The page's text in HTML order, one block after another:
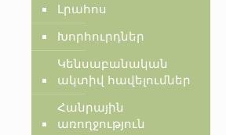
Լրահոս
Խորհուրդներ
Կենսաբանական
ակտիվ հավելումներ
Հանրային
առողջություն